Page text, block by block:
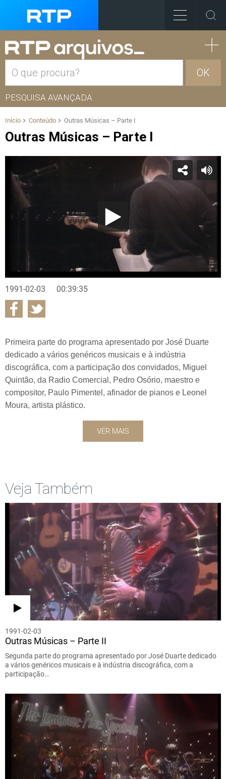
OK
PESQUISA AVANÇADA
Início Conteúdo Outras Músicas – Parte I
Outras Músicas – Parte I
1991-02-03 00:39:35
Primeira parte do programa apresentado por José Duarte
dedicado a vários genéricos musicais e à indústria
discográfica, com a participação dos convidados, Miguel
Quintão, da Radio Comercial, Pedro Osório, maestro e
compositor, Paulo Pimentel, afinador de pianos e Leonel
Moura, artista plástico.
VER MAIS
Veja Também
1991-02-03
Outras Músicas – Parte II
Segunda parte do programa apresentado por José Duarte dedicado
a vários genéricos musicais e à indústria discográfica, com a
participação…